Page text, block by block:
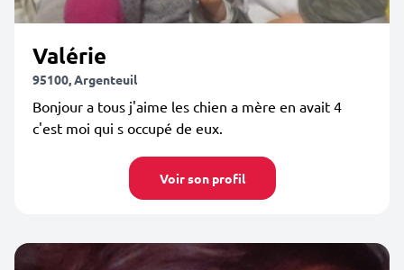
Valérie
95100, Argenteuil
Bonjour a tous j'aime les chien a mère en avait 4
c'est moi qui s occupé de eux.
Voir son profil